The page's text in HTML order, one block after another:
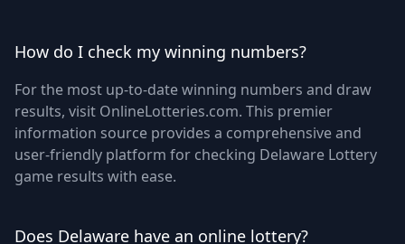
How do I check my winning numbers?
For the most up-to-date winning numbers and draw
results, visit OnlineLotteries.com. This premier
information source provides a comprehensive and
user-friendly platform for checking Delaware Lottery
game results with ease.
Does Delaware have an online lottery?